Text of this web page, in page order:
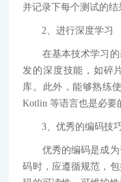
并记录下每个测试的结
2、进行深度学习
在基本技术学习的
发的深度技能，如碎
库。此外，能够熟练
Kotlin 等语言也是必要
3、优秀的编码技
优秀的编码是成为
码时，应遵循规范，